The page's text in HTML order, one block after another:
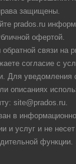
защищены.
prados.ru
офертой.
связи на
согласие с
Для уведомления
описаниях
site@prados.ru.
в
и услуг и не
функции.